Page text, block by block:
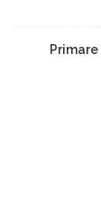
Primare